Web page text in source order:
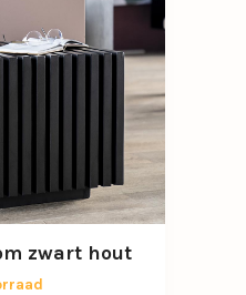
zwart hout